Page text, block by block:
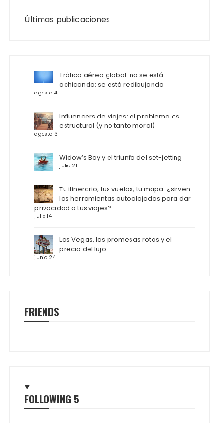
Últimas publicaciones
Tráfico aéreo global: no se está
achicando: se está redibujando
agosto 4
Influencers de viajes: el problema es
estructural (y no tanto moral)
agosto 3
Widow’s Bay y el triunfo del set-jetting
julio 21
Tu itinerario, tus vuelos, tu mapa: ¿sirven
las herramientas autoalojadas para dar
privacidad a tus viajes?
julio 14
Las Vegas, las promesas rotas y el
precio del lujo
junio 24
FRIENDS
FOLLOWING 5